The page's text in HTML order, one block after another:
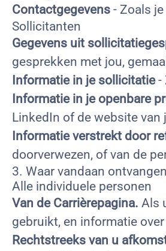
Contactgegevens - Zoals
Sollicitanten
Gegevens uit
gesprekken met jou,
Informatie in je sollicitatie-
Informatie in je openbare
LinkedIn of de website van
Informatie verstrekt door
doorverwezen, of van de
3. Waar vandaan
Alle individuele personen
Van de Carrièrepagina. Als
gebruikt, en informatie
Rechtstreeks van u